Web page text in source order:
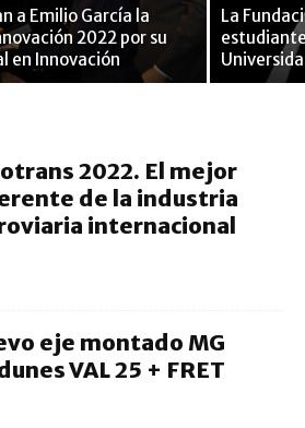
a Emilio García la
2022 por su
en Innovación
La
2022. El mejor
de la industria
internacional
eje montado MG
VAL 25 + FRET